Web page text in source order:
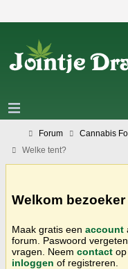
Forum Cannabis
Welke tent?
Welkom bezoeker
Maak gratis een account
forum. Paswoord
vragen. Neem contact
inloggen of registreren.